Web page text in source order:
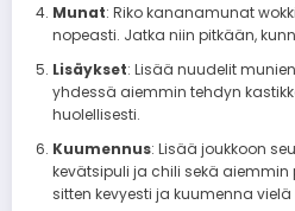
Munat: Riko kananamunat
nopeasti. Jatka niin pitkään,
Lisäykset: Lisää nuudelit
yhdessä aiemmin tehdyn
huolellisesti.
Kuumennus: Lisää joukkoon
kevätsipuli ja chili sekä aiemmin
sitten kevyesti ja kuumenna